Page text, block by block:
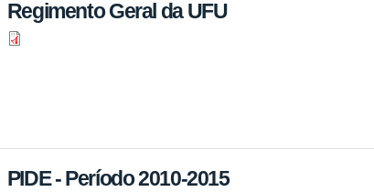
Regimento Geral da UFU
PIDE - Período 2010-2015